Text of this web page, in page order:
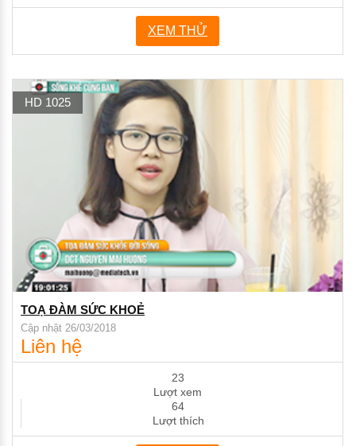
XEM THỬ
HD 1025
TOẠ ĐÀM SỨC KHOẺ
Cập nhật 26/03/2018
Liên hệ
23
Lượt xem
64
Lượt thích